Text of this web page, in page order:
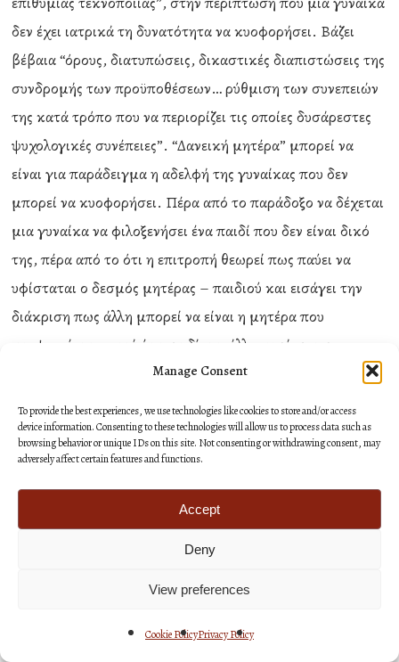
Manage Consent
To provide the best experiences, we use technologies like cookies to store and/or access
device information. Consenting to these technologies will allow us to process data such as
browsing behavior or unique IDs on this site. Not consenting or withdrawing consent, may
adversely affect certain features and functions.
Accept
Deny
View preferences
Cookie PolicyPrivacy Policy
δεν έχει ιατρικά τη δυνατότητα να κυοφορήσει. Βάζει
βέβαια “όρους, διατυπώσεις, δικαστικές διαπιστώσεις της
συνδρομής των προϋποθέσεων… ρύθμιση των συνεπειών
της κατά τρόπο που να περιορίζει τις οποίες δυσάρεστες
ψυχολογικές συνέπειες”. “Δανεική μητέρα” μπορεί να
είναι για παράδειγμα η αδελφή της γυναίκας που δεν
μπορεί να κυοφορήσει. Πέρα από το παράδοξο να δέχεται
μια γυναίκα να φιλοξενήσει ένα παιδί που δεν είναι δικό
της, πέρα από το ότι η επιτροπή θεωρεί πως παύει να
υφίσταται ο δεσμός μητέρας – παιδιού και εισάγει την
διάκριση πως άλλη μπορεί να είναι η μητέρα που
κυοφορεί και γεννά ένα παιδί και άλλη αυτή που το
μεγαλώνει και θεωρείται η “πραγματική” του (δηλαδή
τελείως αντί-φυσικά πράγματα, για να μην πούμε παρά
φύσιν”), κι εδώ το παιδί καλείται να εκπληρώσει την
επιθυμία του ζευγαριού με βάση το δόγμα ο σκοπός
Αγιάζει τα μέσα”.
Όσο για την γέννηση παιδιών από ομοφυλόφιλους γάνες ο
πουθενά το νομοσχέδιο δεν λέει κάτι τέτοιο!. Δεν
διαψεύδει όμως ότι κάτι τέτοιο δεν απασχόλησε την